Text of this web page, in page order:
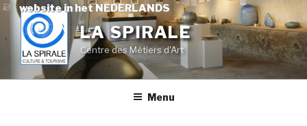
website in het NEDERLANDS
Skip
content
LA SPIRALE
Centre des Métiers d'Art
Menu